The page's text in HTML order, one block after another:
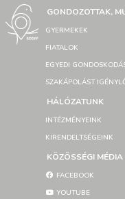
GONDOZOTTAK,
GYERMEKEK
FIATALOK
EGYEDI
SZAKÁPOLÁST
HÁLÓZATUNK
INTÉZMÉNYEINK
KIRENDELTSÉGEINK
KÖZÖSSÉGI MÉDIA
FACEBOOK
YOUTUBE